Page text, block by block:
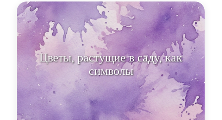
Цветы, растущие в саду, как
символы их чувств, находили
отраже